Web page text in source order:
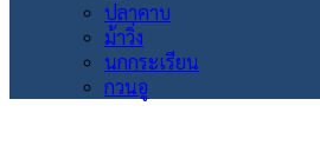
ปลาคาบ
ม้าวิ่ง
นกกระเรียน
กวนอู